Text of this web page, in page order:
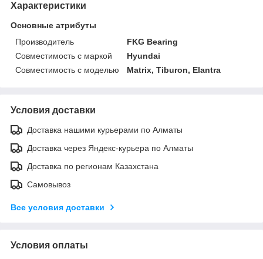
Характеристики
Основные атрибуты
Производитель
FKG Bearing
Совместимость с маркой
Hyundai
Совместимость с моделью
Matrix, Tiburon, Elantra
Условия доставки
Доставка нашими курьерами по Алматы
Доставка через Яндекс-курьера по Алматы
Доставка по регионам Казахстана
Самовывоз
Все условия доставки
Условия оплаты